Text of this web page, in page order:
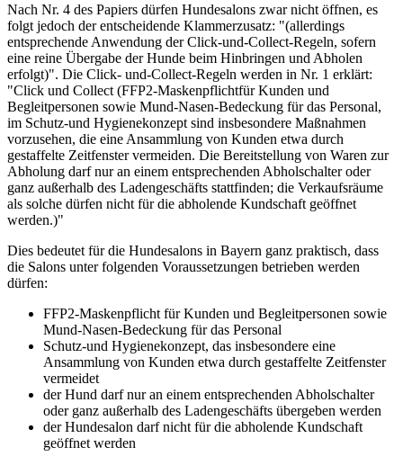
Nach Nr. 4 des Papiers dürfen Hundesalons zwar nicht öffnen, es
folgt jedoch der entscheidende Klammerzusatz: "(allerdings
entsprechende Anwendung der Click-und-Collect-Regeln, sofern
eine reine Übergabe der Hunde beim Hinbringen und Abholen
erfolgt)". Die Click- und-Collect-Regeln werden in Nr. 1 erklärt:
"Click und Collect (FFP2-Maskenpflichtfür Kunden und
Begleitpersonen sowie Mund-Nasen-Bedeckung für das Personal,
im Schutz-und Hygienekonzept sind insbesondere Maßnahmen
vorzusehen, die eine Ansammlung von Kunden etwa durch
gestaffelte Zeitfenster vermeiden. Die Bereitstellung von Waren zur
Abholung darf nur an einem entsprechenden Abholschalter oder
ganz außerhalb des Ladengeschäfts stattfinden; die Verkaufsräume
als solche dürfen nicht für die abholende Kundschaft geöffnet
werden.)"
Dies bedeutet für die Hundesalons in Bayern ganz praktisch, dass
die Salons unter folgenden Voraussetzungen betrieben werden
dürfen:
FFP2-Maskenpflicht für Kunden und Begleitpersonen sowie
Mund-Nasen-Bedeckung für das Personal
Schutz-und Hygienekonzept, das insbesondere eine
Ansammlung von Kunden etwa durch gestaffelte Zeitfenster
vermeidet
der Hund darf nur an einem entsprechenden Abholschalter
oder ganz außerhalb des Ladengeschäfts übergeben werden
der Hundesalon darf nicht für die abholende Kundschaft
geöffnet werden